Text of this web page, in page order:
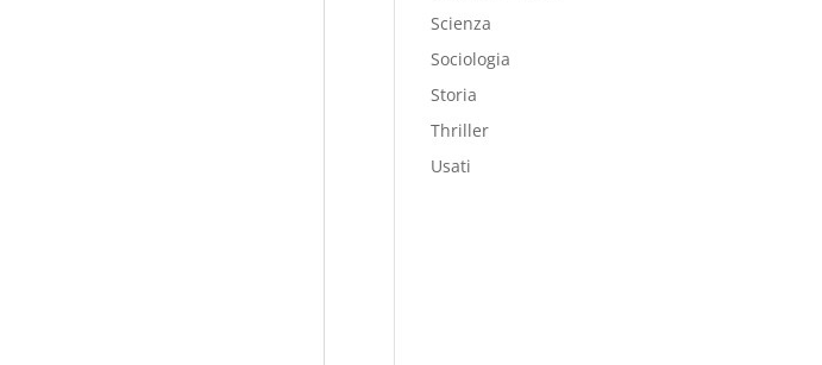
Scienza
Sociologia
Storia
Thriller
Usati